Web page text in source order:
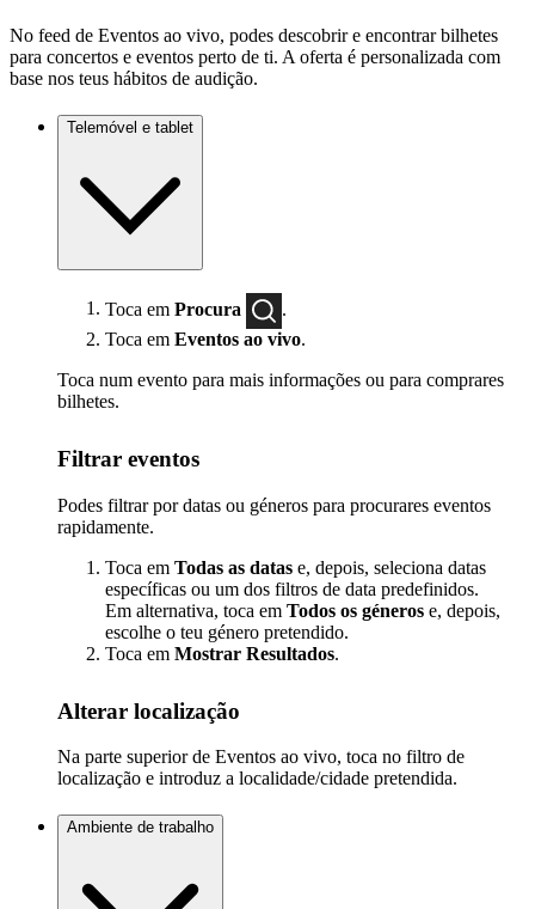
No feed de Eventos ao vivo, podes descobrir e encontrar bilhetes
para concertos e eventos perto de ti. A oferta é personalizada com
base nos teus hábitos de audição.
Telemóvel e tablet
Toca em Procura
.
Toca em Eventos ao vivo.
Toca num evento para mais informações ou para comprares
bilhetes.
Filtrar eventos
Podes filtrar por datas ou géneros para procurares eventos
rapidamente.
Toca em Todas as datas e, depois, seleciona datas
específicas ou um dos filtros de data predefinidos.
Em alternativa, toca em Todos os géneros e, depois,
escolhe o teu género pretendido.
Toca em Mostrar Resultados.
Alterar localização
Na parte superior de Eventos ao vivo, toca no filtro de
localização e introduz a localidade/cidade pretendida.
Ambiente de trabalho